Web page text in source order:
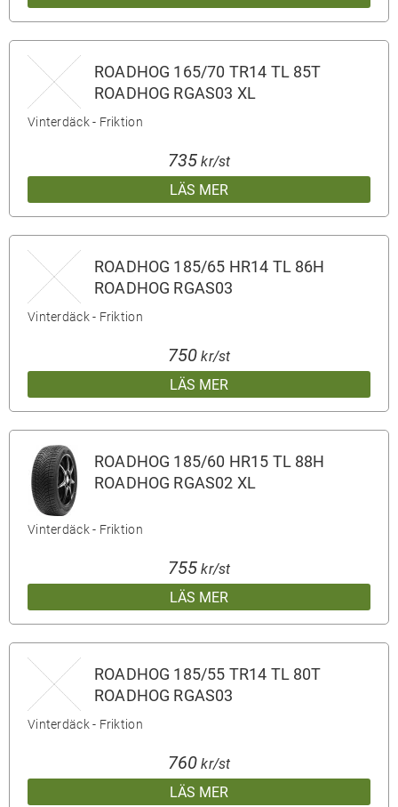
ROADHOG 165/70 TR14 TL 85T
ROADHOG RGAS03 XL
Vinterdäck - Friktion
LÄS MER
735 kr/st
ROADHOG 185/65 HR14 TL 86H
ROADHOG RGAS03
Vinterdäck - Friktion
LÄS MER
750 kr/st
ROADHOG 185/60 HR15 TL 88H
ROADHOG RGAS02 XL
Vinterdäck - Friktion
LÄS MER
755 kr/st
ROADHOG 185/55 TR14 TL 80T
ROADHOG RGAS03
Vinterdäck - Friktion
LÄS MER
760 kr/st